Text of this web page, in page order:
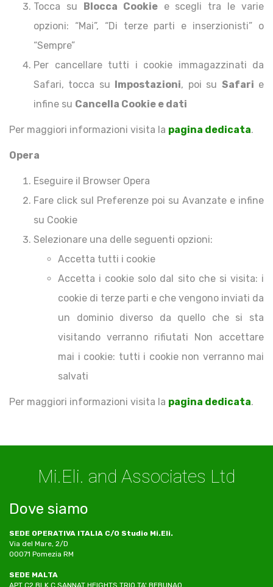
Tocca su Blocca Cookiee scegli tra le varie
opzioni: “Mai”, “Di terze parti e inserzionisti” o
“Sempre”
Per cancellare tutti i cookie immagazzinati da
Safari, tocca su Impostazioni, poi su Safari e
infine su Cancella Cookie e dati
Per maggiori informazioni visita la pagina dedicata.
Opera
Eseguire il Browser Opera
Fare click sul Preferenze poi su Avanzate e infine
su Cookie
Selezionare una delle seguenti opzioni:
Accetta tutti i cookie
Accetta i cookie solo dal sito che si visita: i
cookie di terze parti e che vengono inviati da
un dominio diverso da quello che si sta
visitando verranno rifiutati Non accettare
mai i cookie: tutti i cookie non verranno mai
salvati
Per maggiori informazioni visita la pagina dedicata.
Mi.Eli. and Associates Ltd
Dove siamo
SEDE OPERATIVA ITALIA C/O Studio Mi.Eli.
Via del Mare, 2/D
00071 Pomezia RM
SEDE MALTA
APT C2 BLK C SANNAT HEIGHTS TRIQ TA' BEBUNAQ